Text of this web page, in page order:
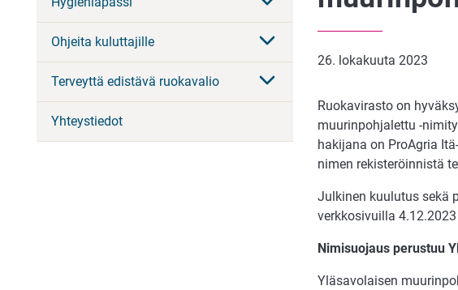
Ohjeita kuluttajille
Terveyttä edistävä ruokavalio
Yhteystiedot
26. lokakuuta 2023
Ruokavirasto on
muurinpohjalettu -
hakijana on ProAgria
nimen rekisteröinnistä
Julkinen kuulutus sekä
verkkosivuilla
Nimisuojaus perustuu
Yläsavolaisen